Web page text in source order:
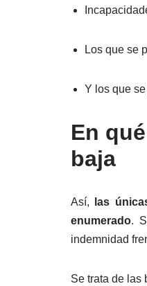
Los que se
Y los que
En
baja
Así,
las
enumerado.
indemnidad
Se trata de las